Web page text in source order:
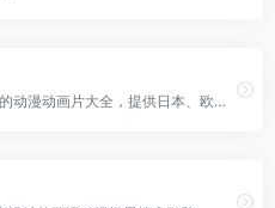
萌道动漫收集整理最新好看的动漫动画片大全，提供日本、欧美等最优质的动漫动画片视频资源，支持手机观看，致力打造专业在线动漫聚合网站.